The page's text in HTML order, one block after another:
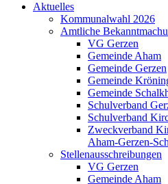
Aktuelles
Kommunalwahl 2026
Amtliche
VG Gerzen
Gemeinde Aham
Gemeinde Gerzen
Gemeinde
Gemeinde
Schulverband
Schulverband
Zweckverband
Aham-Gerzen-
Stellenausschreibungen
VG Gerzen
Gemeinde Aham